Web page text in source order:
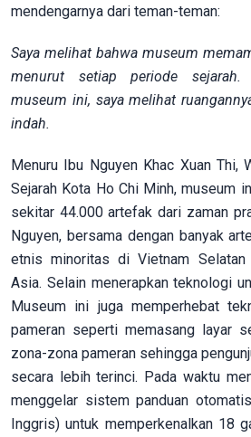
mendengarnya dari teman-teman:
Saya melihat bahwa museum
menurut setiapperiode sejarah.
museum ini, sayamelihat
indah.
Menuru Ibu Nguyen Khac Xuan Thi,
Sejarah Kota Ho Chi Minh, museum
sekitar 44.000 artefak dari zaman
Nguyen, bersama dengan banyak
etnis minoritas di Vietnam Selatan
Asia. Selain menerapkan teknologi
Museum ini juga memperhebat
pameran seperti memasang layar
zona-zona pameran sehingga
secara lebih terinci. Pada waktu
menggelar sistem panduan
Inggris) untuk memperkenalkan 18